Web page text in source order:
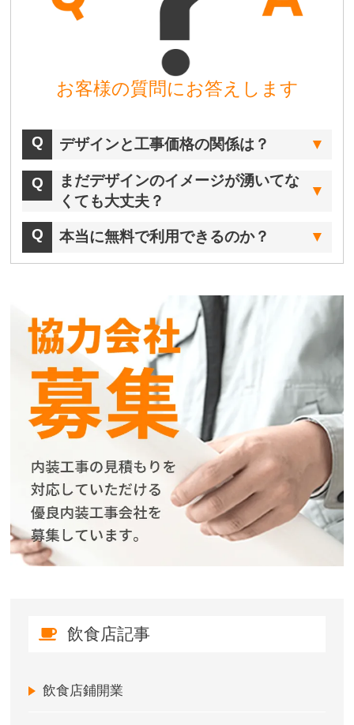
お客様の質問にお答えします
デザインと工事価格の関係は？
まだデザインのイメージが湧いてな
くても大丈夫？
本当に無料で利用できるのか？
飲食店記事
飲食店鋪開業